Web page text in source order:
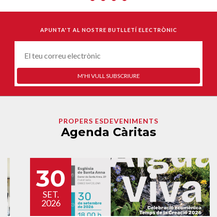
APUNTA'T AL NOSTRE BUTLLETÍ ELECTRÒNIC
Correu-
M'HI VULL SUBSCRIURE
PROPERS ESDEVENIMENTS
Agenda Càritas
30
SET.
2026